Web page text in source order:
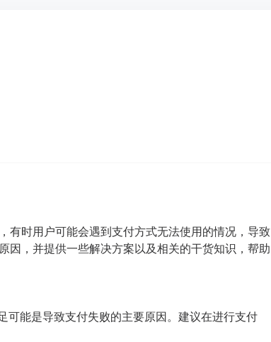
有时用户可能会遇到支付方式无法使用的情况，导致
因，并提供一些解决方案以及相关的干货知识，帮助
可能是导致支付失败的主要原因。建议在进行支付